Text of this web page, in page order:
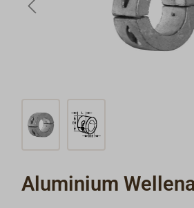
Aluminium